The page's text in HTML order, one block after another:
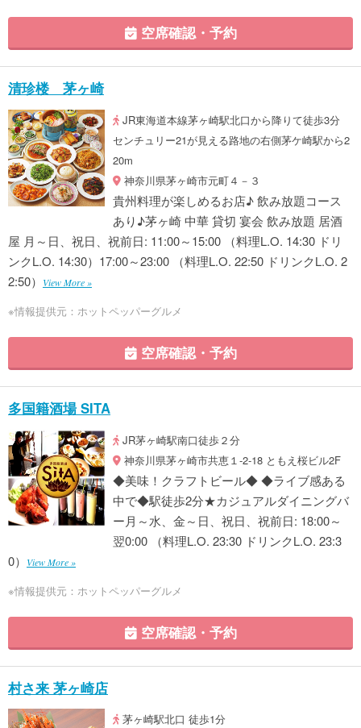
空席確認・予約
清珍楼 茅ヶ崎
JR東海道本線茅ヶ崎駅北口から降りて徒歩3分
センチュリー21が見える路地の右側茅ケ崎駅から2
20m
神奈川県茅ヶ崎市元町４－３
貴州料理が楽しめるお店♪ 飲み放題コース
あり♪茅ヶ崎 中華 貸切 宴会 飲み放題 居酒
屋 月～日、祝日、祝前日: 11:00～15:00 （料理L.O. 14:30 ドリ
ンクL.O. 14:30）17:00～23:00 （料理L.O. 22:50 ドリンクL.O. 2
2:50）
View More »
※情報提供元：ホットペッパーグルメ
空席確認・予約
多国籍酒場 SITA
JR茅ヶ崎駅南口徒歩２分
神奈川県茅ヶ崎市共恵１-2-18 ともえ桜ビル2F
◆美味！クラフトビール◆ ◆ライブ感ある
中で◆駅徒歩2分★カジュアルダイニングバ
ー月～水、金～日、祝日、祝前日: 18:00～
翌0:00 （料理L.O. 23:30 ドリンクL.O. 23:3
0）
View More »
※情報提供元：ホットペッパーグルメ
空席確認・予約
村さ来 茅ヶ崎店
茅ヶ崎駅北口 徒歩1分